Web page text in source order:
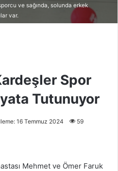
ve sağında, solunda erkek
var.
Spor
Tutunuyor
16 Temmuz 2024 59
Mehmet ve Ömer Faruk